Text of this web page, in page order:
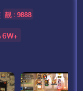
靓 : 9888
6W+